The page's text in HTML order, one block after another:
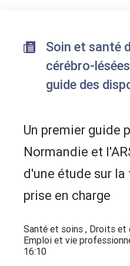
Soin et santé
cérébro-
guide des
Un premier guide
Normandie et
d'une étude sur
prise en charge
Santé et soins , Droits et
Emploi et vie
16:10